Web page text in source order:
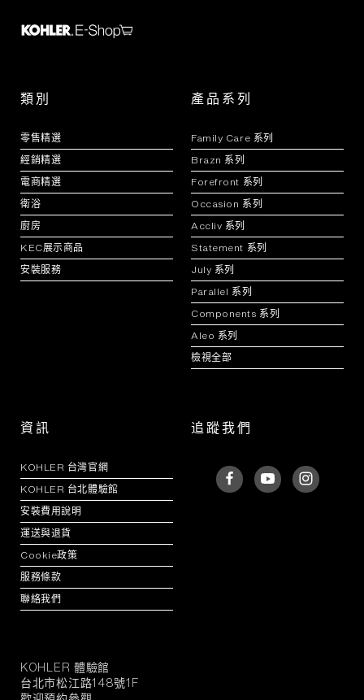
類別
零售精選
經銷精選
電商精選
衛浴
廚房
KEC展示商品
安裝服務
產品系列
Family Care 系列
Brazn 系列
Forefront 系列
Occasion 系列
Accliv 系列
Statement 系列
July 系列
Parallel 系列
Components 系列
Aleo 系列
檢視全部
資訊
KOHLER 台灣官網
KOHLER 台北體驗館
安裝費用說明
運送與退貨
Cookie政策
服務條款
聯絡我們
追蹤我們
KOHLER
官
KOHLER 體驗館
台北市松江路148號1F